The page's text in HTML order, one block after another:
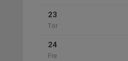
23
Tor
24
Fre